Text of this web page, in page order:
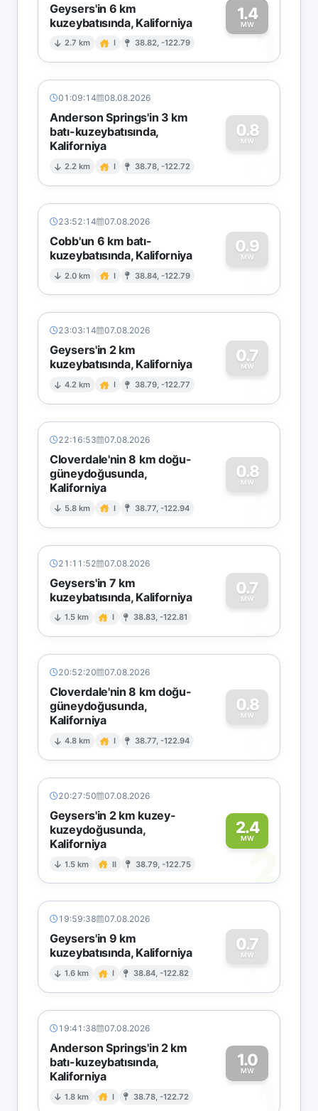
Geysers'in 6 km
kuzeybatısında, Kaliforniya
2.7 km I 38.82, -122.79
1.4
MW1
01:09:14 08.08.2026
Anderson Springs'in 3 km
batı-kuzeybatısında,
Kaliforniya
2.2 km I 38.78, -122.72
0.8
MW
0
23:52:14 07.08.2026
Cobb'un 6 km batı-
kuzeybatısında, Kaliforniya
2.0 km I 38.84, -122.79
0.9
MW
0
23:03:14 07.08.2026
Geysers'in 2 km
kuzeybatısında, Kaliforniya
4.2 km I 38.79, -122.77
0.7
MW
0
22:16:53 07.08.2026
Cloverdale'nin 8 km doğu-
güneydoğusunda,
Kaliforniya
5.8 km I 38.77, -122.94
0.8
MW
0
21:11:52 07.08.2026
Geysers'in 7 km
kuzeybatısında, Kaliforniya
1.5 km I 38.83, -122.81
0.7
MW
0
20:52:20 07.08.2026
Cloverdale'nin 8 km doğu-
güneydoğusunda,
Kaliforniya
4.8 km I 38.77, -122.94
0.8
MW
0
20:27:50 07.08.2026
Geysers'in 2 km kuzey-
kuzeydoğusunda,
Kaliforniya
1.5 km II 38.79, -122.75
2.4
MW
2
19:59:38 07.08.2026
Geysers'in 9 km
kuzeybatısında, Kaliforniya
1.6 km I 38.84, -122.82
0.7
MW
0
19:41:38 07.08.2026
Anderson Springs'in 2 km
batı-kuzeybatısında,
Kaliforniya
1.8 km I 38.78, -122.72
1.0
MW